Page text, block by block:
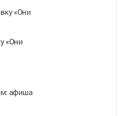
«Они